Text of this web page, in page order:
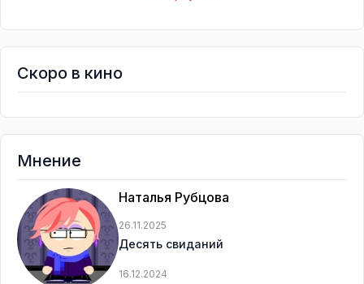
Скоро в кино
Мнение
Наталья Рубцова
26.11.2025
Десять свиданий
16.12.2024